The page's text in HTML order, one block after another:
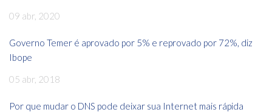
09 abr, 2020
Governo Temer é aprovado por 5% e reprovado por 72%, diz
Ibope
05 abr, 2018
Por que mudar o DNS pode deixar sua Internet mais rápida